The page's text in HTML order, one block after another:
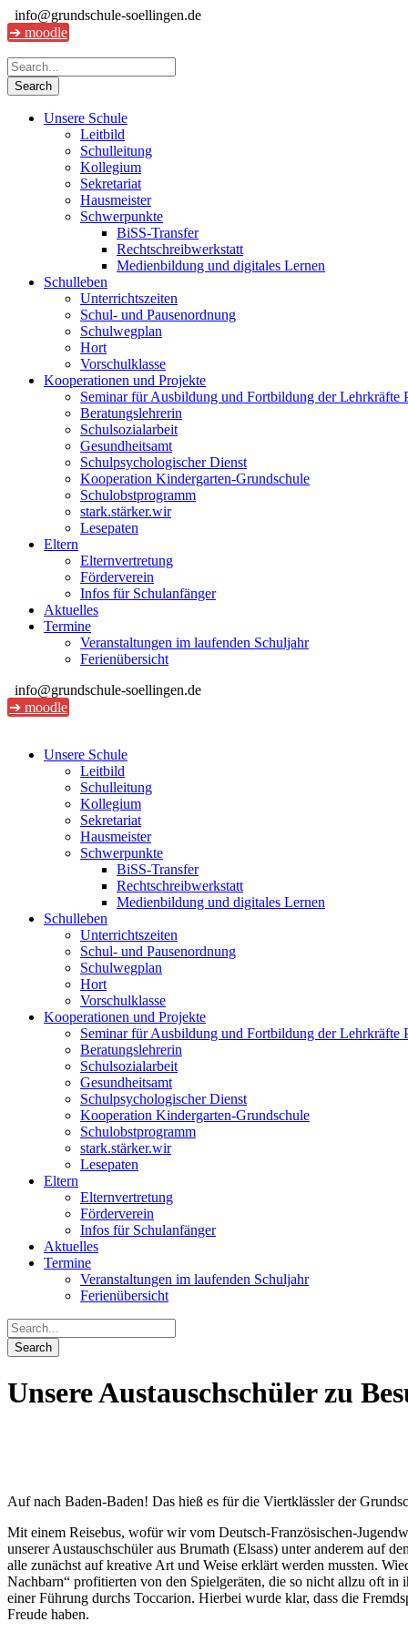
info@grundschule-soellingen.de
➔ moodle
Unsere Schule
Leitbild
Schulleitung
Kollegium
Sekretariat
Hausmeister
Schwerpunkte
BiSS-Transfer
Rechtschreibwerkstatt
Medienbildung und digitales Lernen
Schulleben
Unterrichtszeiten
Schul- und Pausenordnung
Schulwegplan
Hort
Vorschulklasse
Kooperationen und Projekte
Seminar für Ausbildung und Fortbildung der Lehrkräfte
Beratungslehrerin
Schulsozialarbeit
Gesundheitsamt
Schulpsychologischer Dienst
Kooperation Kindergarten-Grundschule
Schulobstprogramm
stark.stärker.wir
Lesepaten
Eltern
Elternvertretung
Förderverein
Infos für Schulanfänger
Aktuelles
Termine
Veranstaltungen im laufenden Schuljahr
Ferienübersicht
info@grundschule-soellingen.de
➔ moodle
Unsere Schule
Leitbild
Schulleitung
Kollegium
Sekretariat
Hausmeister
Schwerpunkte
BiSS-Transfer
Rechtschreibwerkstatt
Medienbildung und digitales Lernen
Schulleben
Unterrichtszeiten
Schul- und Pausenordnung
Schulwegplan
Hort
Vorschulklasse
Kooperationen und Projekte
Seminar für Ausbildung und Fortbildung der Lehrkräfte
Beratungslehrerin
Schulsozialarbeit
Gesundheitsamt
Schulpsychologischer Dienst
Kooperation Kindergarten-Grundschule
Schulobstprogramm
stark.stärker.wir
Lesepaten
Eltern
Elternvertretung
Förderverein
Infos für Schulanfänger
Aktuelles
Termine
Veranstaltungen im laufenden Schuljahr
Ferienübersicht
Unsere Austauschschüler zu
Auf nach Baden-Baden! Das hieß es für die Viertklässler der
Mit einem Reisebus, wofür wir vom Deutsch-Französischen-
unserer Austauschschüler aus Brumath (Elsass) unter anderem auf
alle zunächst auf kreative Art und Weise erklärt werden mussten.
Nachbarn“ profitierten von den Spielgeräten, die so nicht allzu oft in
einer Führung durchs Toccarion. Hierbei wurde klar, dass die
Freude haben.